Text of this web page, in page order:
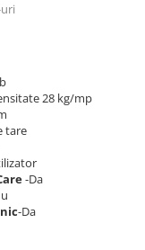
28 kg/mp
tare
-Da
-Da